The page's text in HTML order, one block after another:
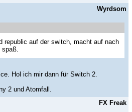
Wyrdsom
republic auf der switch, macht auf nach
Hol ich mir dann für Switch 2.
2 und Atomfall.
FX Freak